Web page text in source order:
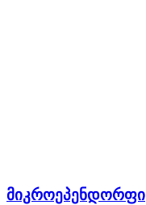
მიკროეპენდორფი